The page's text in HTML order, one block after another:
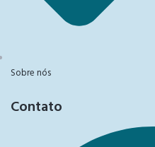
Sobre nós
Contato